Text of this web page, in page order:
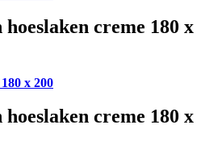
hoeslaken creme 180 x
x 200
hoeslaken creme 180 x